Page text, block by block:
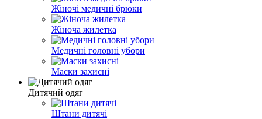
Жіночі медичні брюки
Жіноча жилетка
Медичні головні убори
Маски захисні
Дитячий одяг
Штани дитячі